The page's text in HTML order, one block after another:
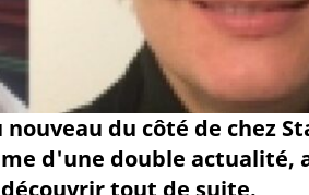
du côté de chez
d'une double actualité,
tout de suite.